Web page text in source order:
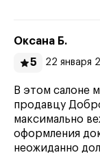
Оксана Б.
5
22 января
В этом салоне
продавцу
максимально
оформления
неожиданно